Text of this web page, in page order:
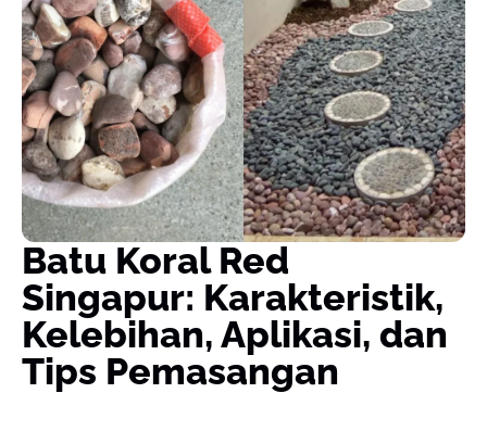
Batu Koral Red
Singapur: Karakteristik,
Kelebihan, Aplikasi, dan
Tips Pemasangan